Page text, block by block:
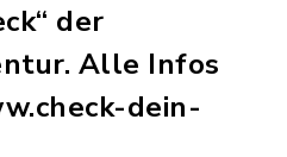
der
Alle Infos
dein-